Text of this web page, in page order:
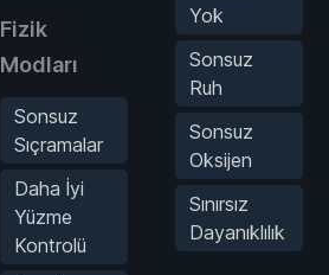
Fizik
Modları
Sonsuz
Sıçramalar
Daha İyi
Yüzme
Kontrolü
Yok
Sonsuz
Ruh
Sonsuz
Oksijen
Sınırsız
Dayanıklılık